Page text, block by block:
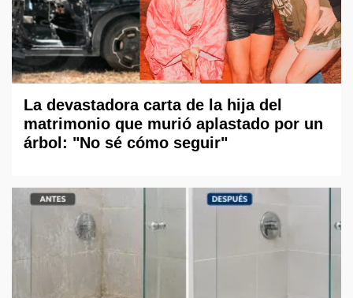
La devastadora carta de la hija del
matrimonio que murió aplastado por un
árbol: "No sé cómo seguir"